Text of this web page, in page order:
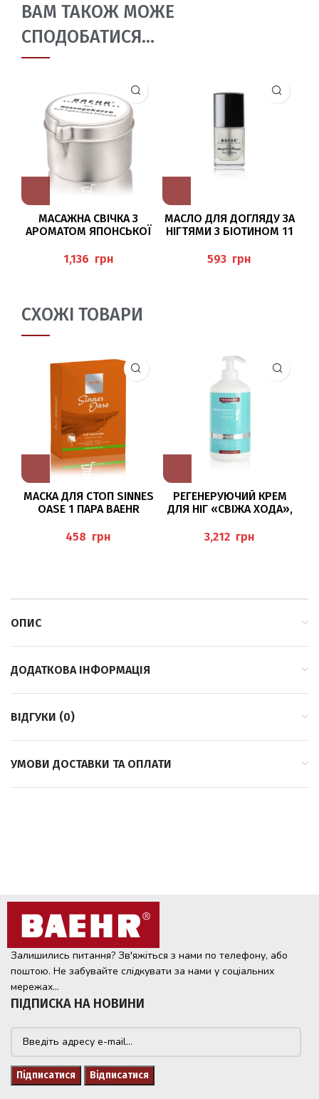
ВАМ ТАКОЖ МОЖЕ
СПОДОБАТИСЯ…
МАСАЖНА СВІЧКА З
АРОМАТОМ ЯПОНСЬКОЇ
JAPANISCHE PFLAUME) 50
МЛ BAEHR
грн
МАСЛО ДЛЯ ДОГЛЯДУ ЗА
НІГТЯМИ З БІОТИНОМ 11
(NAGELPFLEGEÖL MIT
BIOTIN)
грн
СХОЖІ ТОВАРИ
МАСКА ДЛЯ СТОП SINNES
OASE 1 ПАРА BAEHR
грн
РЕГЕНЕРУЮЧИЙ КРЕМ
ДЛЯ НІГ «СВІЖА ХОДА»,
грн
ОПИС
ДОДАТКОВА ІНФОРМАЦІЯ
ВІДГУКИ (0)
УМОВИ ДОСТАВКИ ТА ОПЛАТИ
Залишились питання? Зв'яжіться з нами по телефону, або
поштою. Не забувайте слідкувати за нами у соціальних
мережах...
ПІДПИСКА НА НОВИНИ